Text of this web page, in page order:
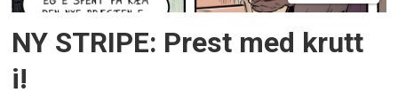
NY STRIPE: Prest med krutt
i!